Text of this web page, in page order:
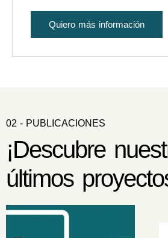
Quiero más información
02 - PUBLICACIONES
¡Descubre
últimos